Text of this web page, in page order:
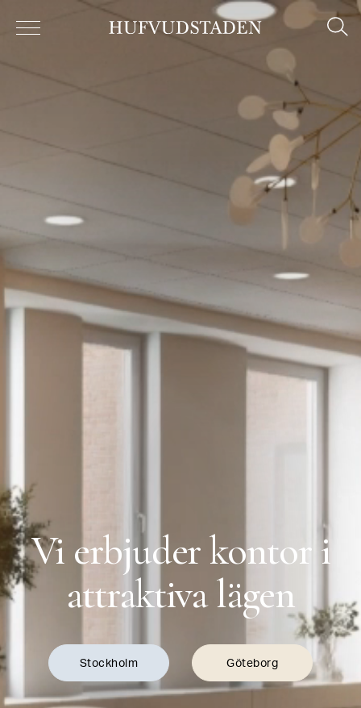
Vi erbjuder kontor i
attraktiva lägen
Stockholm Göteborg